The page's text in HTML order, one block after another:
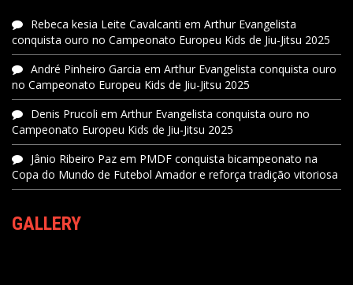
Rebeca kesia Leite Cavalcanti em Arthur Evangelista
conquista ouro no Campeonato Europeu Kids de Jiu-Jitsu 2025
André Pinheiro Garcia em Arthur Evangelista conquista ouro
no Campeonato Europeu Kids de Jiu-Jitsu 2025
Denis Prucoli em Arthur Evangelista conquista ouro no
Campeonato Europeu Kids de Jiu-Jitsu 2025
Jânio Ribeiro Paz em PMDF conquista bicampeonato na
Copa do Mundo de Futebol Amador e reforça tradição vitoriosa
GALLERY